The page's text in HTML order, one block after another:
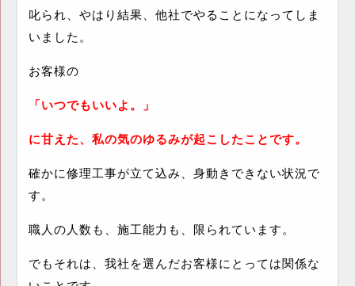
叱られ、やはり結果、他社でやることになってしま
いました。
お客様の
「いつでもいいよ。」
に甘えた、私の気のゆるみが起こしたことです。
確かに修理工事が立て込み、身動きできない状況で
す。
職人の人数も、施工能力も、限られています。
でもそれは、我社を選んだお客様にとっては関係な